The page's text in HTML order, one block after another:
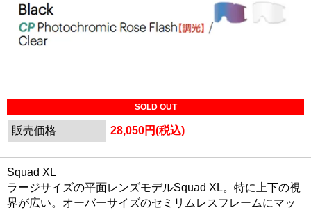
SOLD OUT
販売価格 28,050円(税込)
Squad XL
ラージサイズの平面レンズモデルSquad XL。特に上下の視
界が広い。オーバーサイズのセミリムレスフレームにマッ